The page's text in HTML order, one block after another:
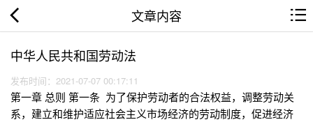
文章内容
中华人民共和国劳动法
发布时间：2021-07-07 00:17:11
第一章 总则 第一条 为了保护劳动者的合法权益，调整劳动关
系，建立和维护适应社会主义市场经济的劳动制度，促进经济